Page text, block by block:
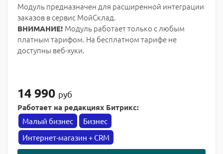
Модуль предназначен для расширенной интеграции
заказов в сервис МойСклад.
ВНИМАНИЕ! Модуль работает только с любым
платным тарифом. На бесплатном тарифе не
доступны веб-хуки.
14 990 руб
Работает на редакциях Битрикс:
Малый бизнес
Бизнес
Интернет-магазин + CRM